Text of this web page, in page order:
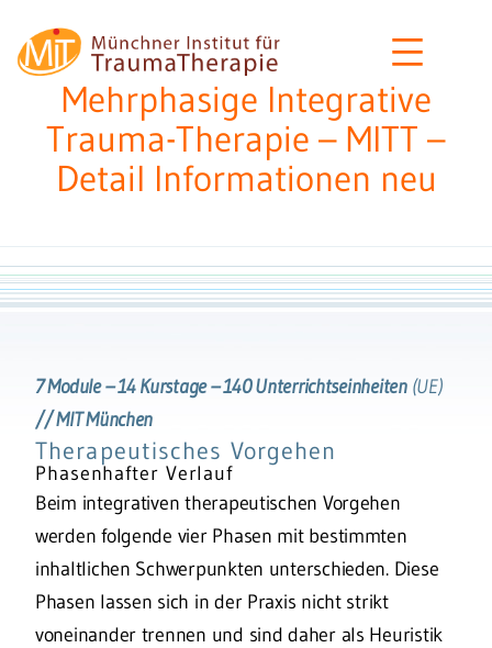
Inhalt
springen
MIT
–
Münchner
Institut
Mehrphasige Integrative
Trauma-Therapie – MITT –
Detail Informationen neu
7 Module – 14 Kurstage – 140 Unterrichtseinheiten(UE)
// MIT München
Therapeutisches Vorgehen
Phasenhafter Verlauf
Beim integrativen therapeutischen Vorgehen
werden folgende vier Phasen mit bestimmten
inhaltlichen Schwerpunkten unterschieden. Diese
Phasen lassen sich in der Praxis nicht strikt
voneinander trennen und sind daher als Heuristik